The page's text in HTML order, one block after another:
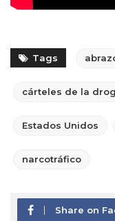
Tags
cárteles de la
Estados Unidos
narcotráfico
Share on